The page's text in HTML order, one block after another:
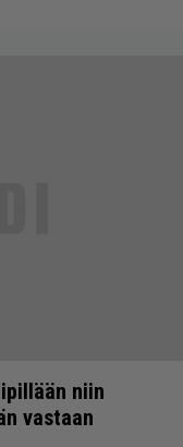
niin
vastaan